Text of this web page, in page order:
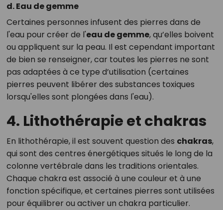
d. Eau de gemme
Certaines personnes infusent des pierres dans de
l'eau pour créer de l'eau de gemme, qu’elles boivent
ou appliquent sur la peau. Il est cependant important
de bien se renseigner, car toutes les pierres ne sont
pas adaptées à ce type d’utilisation (certaines
pierres peuvent libérer des substances toxiques
lorsqu'elles sont plongées dans l'eau).
4. Lithothérapie et chakras
En lithothérapie, il est souvent question des chakras,
qui sont des centres énergétiques situés le long de la
colonne vertébrale dans les traditions orientales.
Chaque chakra est associé à une couleur et à une
fonction spécifique, et certaines pierres sont utilisées
pour équilibrer ou activer un chakra particulier.